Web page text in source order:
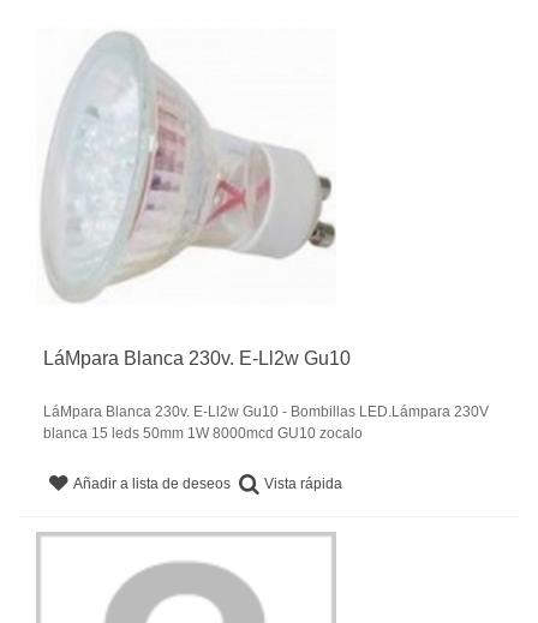
LáMpara Blanca 230v. E-Ll2w Gu10
LáMpara Blanca 230v. E-Ll2w Gu10 - Bombillas LED.Lámpara 230V
blanca 15 leds 50mm 1W 8000mcd GU10 zocalo
Añadir a lista de deseos Vista rápida